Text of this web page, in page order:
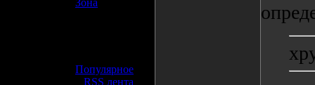
Зона
Популярное
RSS лента